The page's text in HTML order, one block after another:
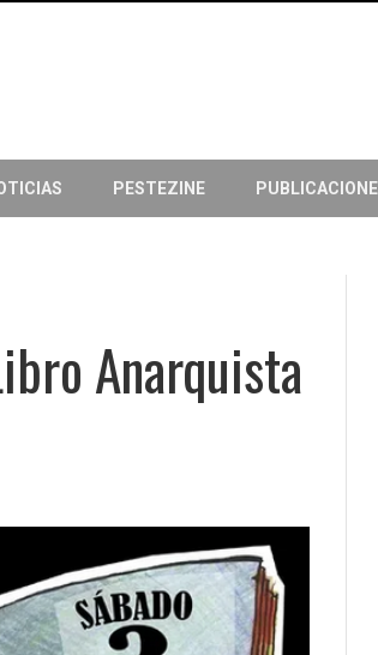
PESTEZINE
Anarquista